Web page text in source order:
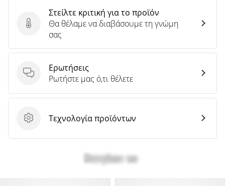
Στείλτε κριτική για το προϊόν
Στείλτε κριτική για το προϊόν
Θα θέλαμε να διαβάσουμε τη γνώμη
σας
Ερωτήσεις
Ερωτήσεις
Ρωτήστε μας ό,τι θέλετε
Τεχνολογία προϊόντων
Τεχνολογία προϊόντων